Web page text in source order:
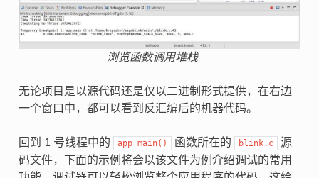
浏览函数调用堆栈
无论项目是以源代码还是仅以二进制形式提供，在右边
一个窗口中，都可以看到反汇编后的机器代码。
回到 1 号线程中的 app_main() 函数所在的 blink.c
源
码文件，下面的示例将会以该文件为例介绍调试的常用